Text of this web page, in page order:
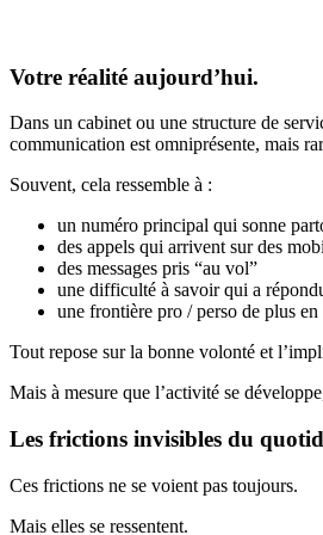
Votre réalité aujourd’hui.
Dans un cabinet ou une structure de
communication est omniprésente, mais
Souvent, cela ressemble à :
un numéro principal qui sonne
des appels qui arrivent sur des
des messages pris “au vol”
une difficulté à savoir qui a
une frontière pro / perso de plus
Tout repose sur la bonne volonté et
Mais à mesure que l’activité se
Les frictions invisibles du
Ces frictions ne se voient pas toujours.
Mais elles se ressentent.